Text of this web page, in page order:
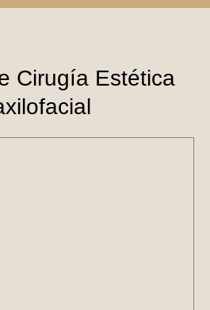
Cirugía Estética